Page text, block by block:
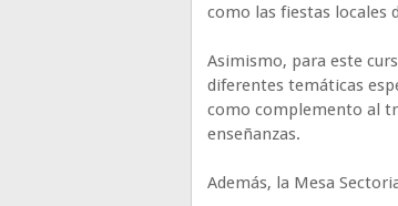
como las fiestas locales
Asimismo, para este
diferentes temáticas
como complemento al
enseñanzas.
Además, la Mesa